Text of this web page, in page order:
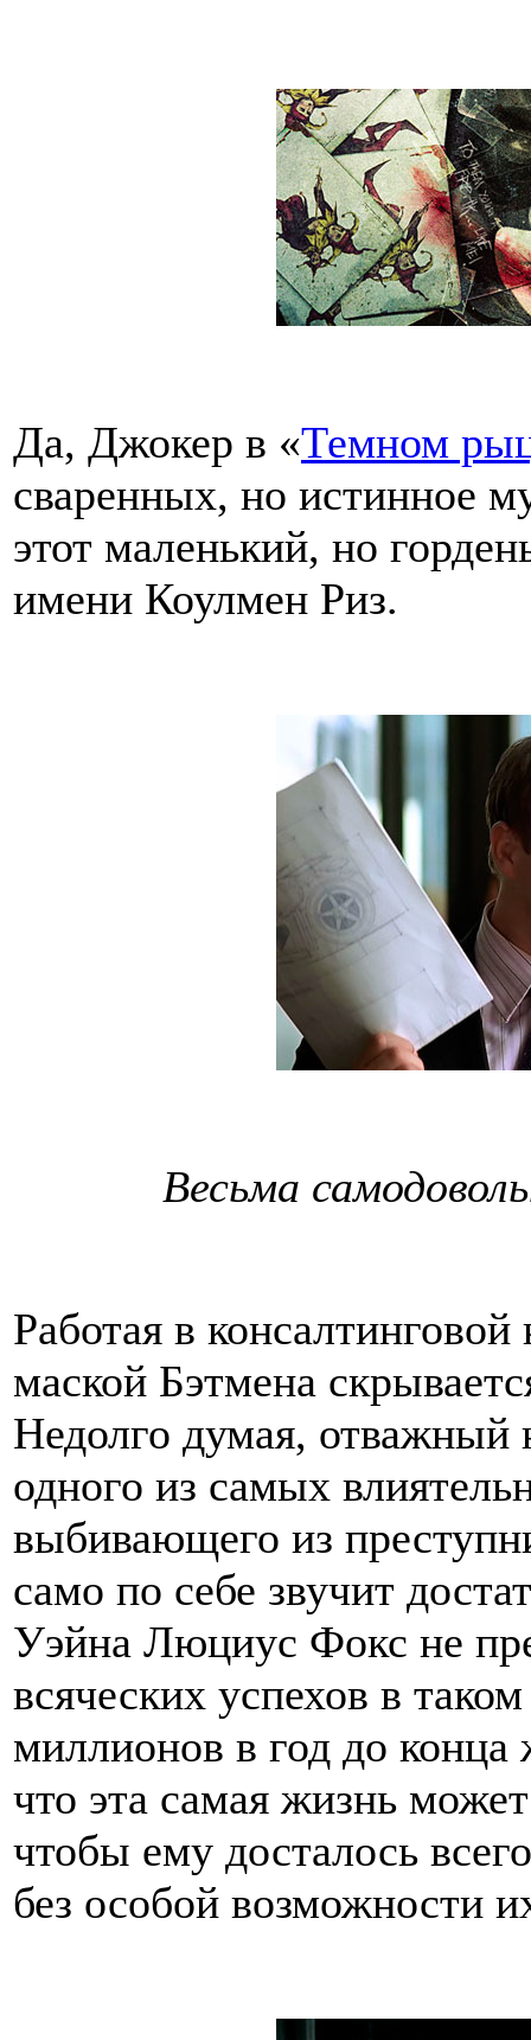
Да, Джокер в «Темном
сваренных, но истинное
этот маленький, но
имени Коулмен Риз.
Весьма
Работая в
маской Бэтмена
Недолго думая,
одного из самых
выбивающего из
само по себе звучит
Уэйна Люциус Фокс не
всяческих успехов в
миллионов в год до
что эта самая жизнь
чтобы ему досталось
без особой возможности